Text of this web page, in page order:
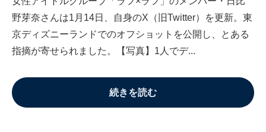
野芽奈さんは1月14日、自身のX（旧Twitter）を更新。東
京ディズニーランドでのオフショットを公開し、とある
指摘が寄せられました。【写真】1人でデ...
続きを読む